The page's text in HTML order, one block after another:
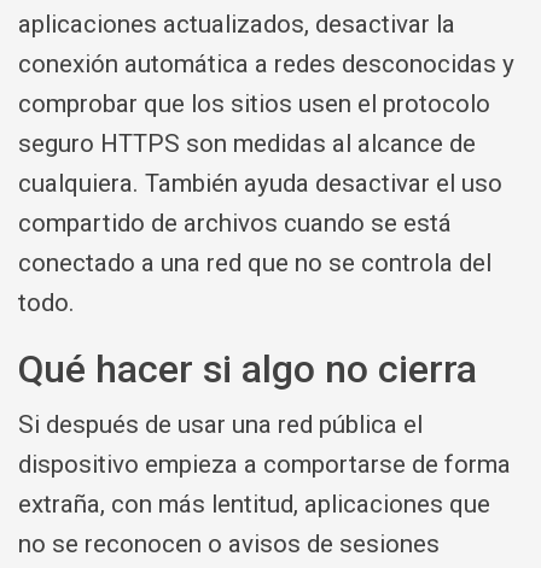
aplicaciones actualizados, desactivar la
conexión automática a redes desconocidas y
comprobar que los sitios usen el protocolo
seguro HTTPS son medidas al alcance de
cualquiera. También ayuda desactivar el uso
compartido de archivos cuando se está
conectado a una red que no se controla del
todo.
Qué hacer si algo no cierra
Si después de usar una red pública el
dispositivo empieza a comportarse de forma
extraña, con más lentitud, aplicaciones que
no se reconocen o avisos de sesiones